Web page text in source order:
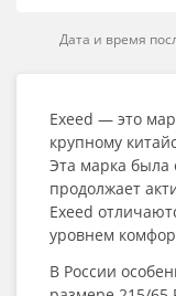
Дата и время
Exeed — это
крупному
Эта марка была
продолжает
Exeed
уровнем
В России